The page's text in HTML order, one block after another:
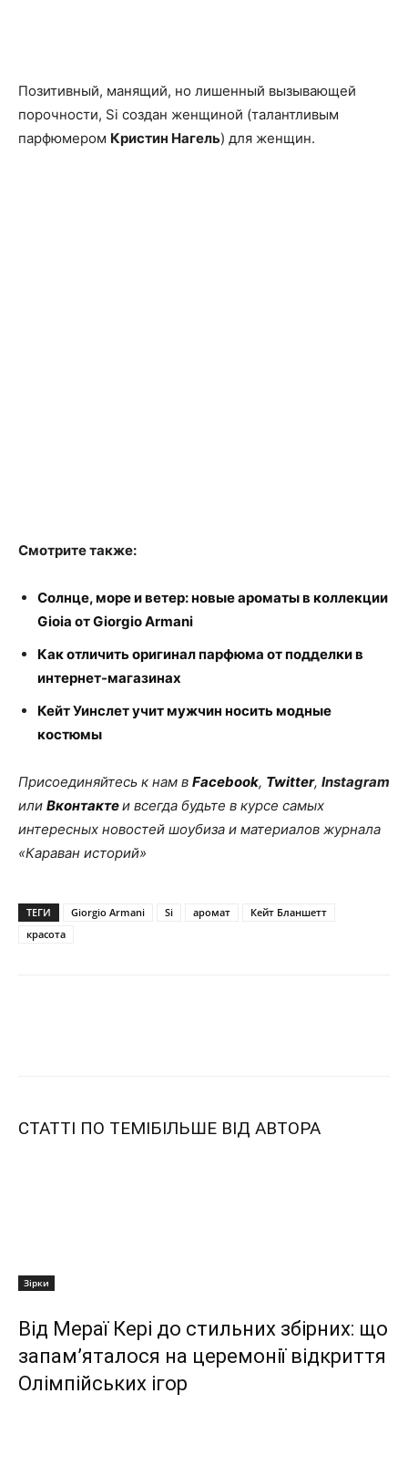
Позитивный, манящий, но лишенный вызывающей
порочности, Si создан женщиной (талантливым
парфюмером Кристин Нагель) для женщин.
Смотрите также:
Солнце, море и ветер: новые ароматы в коллекции
Gioia от Giorgio Armani
Как отличить оригинал парфюма от подделки в
интернет-магазинах
Кейт Уинслет учит мужчин носить модные
костюмы
Присоединяйтесь к нам в Facebook, Twitter, Instagram
или Вконтактеи всегда будьте в курсе самых
интересных новостей шоубиза и материалов журнала
«Караван историй»
ТЕГИ Giorgio Armani Si аромат
Кейт Бланшетт
красота
СТАТТІ ПО ТЕМІБІЛЬШЕ ВІД АВТОРА
Зірки
Від Мераї Кері до стильних збірних: що
запам’яталося на церемонії відкриття
Олімпійських ігор